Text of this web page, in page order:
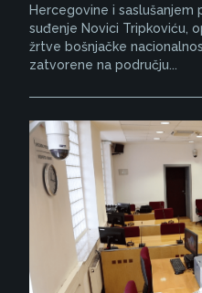
Hercegovine i saslušanjem
suđenje Novici Tripkoviću,
žrtve bošnjačke
zatvorene na području...